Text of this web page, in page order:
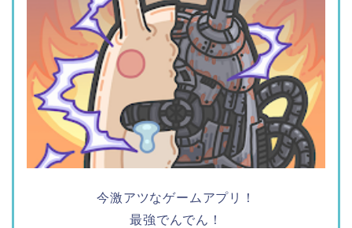
今激アツなゲームアプリ！
最強でんでん！